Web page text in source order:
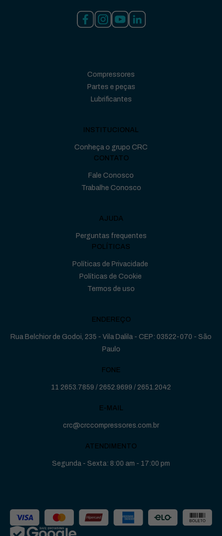
Compressores
Partes e peças
Lubrificantes
INSTITUCIONAL
Conheça o grupo CRC
CONTATO
Fale Conosco
Trabalhe Conosco
AJUDA
Perguntas frequentes
POLÍTICAS
Políticas de Privacidade
Políticas de Cookie
Termos de uso
ENDEREÇO
Rua Belchior de Godoi, 235 - Vila Dalila - CEP: 03522-070 - São
Paulo
FONE
11 2653.7859 / 2652.9699 / 2651.2042
E-MAIL
crc@crccompressores.com.br
ATENDIMENTO
Segunda - Sexta: 8:00 am - 17:00 pm